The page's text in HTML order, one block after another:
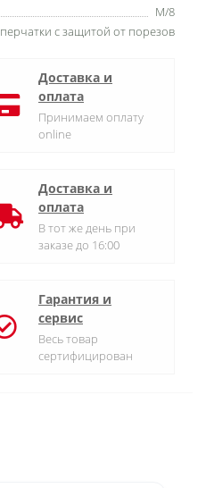
M/8
перчатки с защитой от порезов
Доставка и
оплата
Принимаем оплату
online
Доставка и
оплата
В тот же день при
заказе до 16:00
Гарантия и
сервис
Весь товар
сертифицирован